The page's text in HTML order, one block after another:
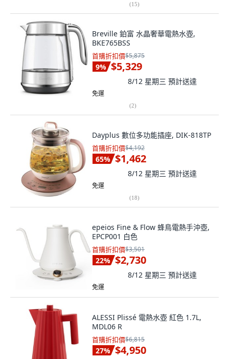
(15)
Breville 鉑富 水晶奢華電熱水壺,
BKE765BSS
首購折扣價$5,875
9% $5,329
8/12 星期三 預計送達
免運
(2)
Dayplus 數位多功能插座, DIK-818TP
首購折扣價$4,192
65% $1,462
8/12 星期三 預計送達
免運
(18)
epeios Fine & Flow 蜂鳥電熱手沖壺,
EPCP001 白色
首購折扣價$3,501
22% $2,730
8/12 星期三 預計送達
免運
ALESSI Plissé 電熱水壺 紅色 1.7L,
MDL06 R
首購折扣價$6,815
27% $4,950